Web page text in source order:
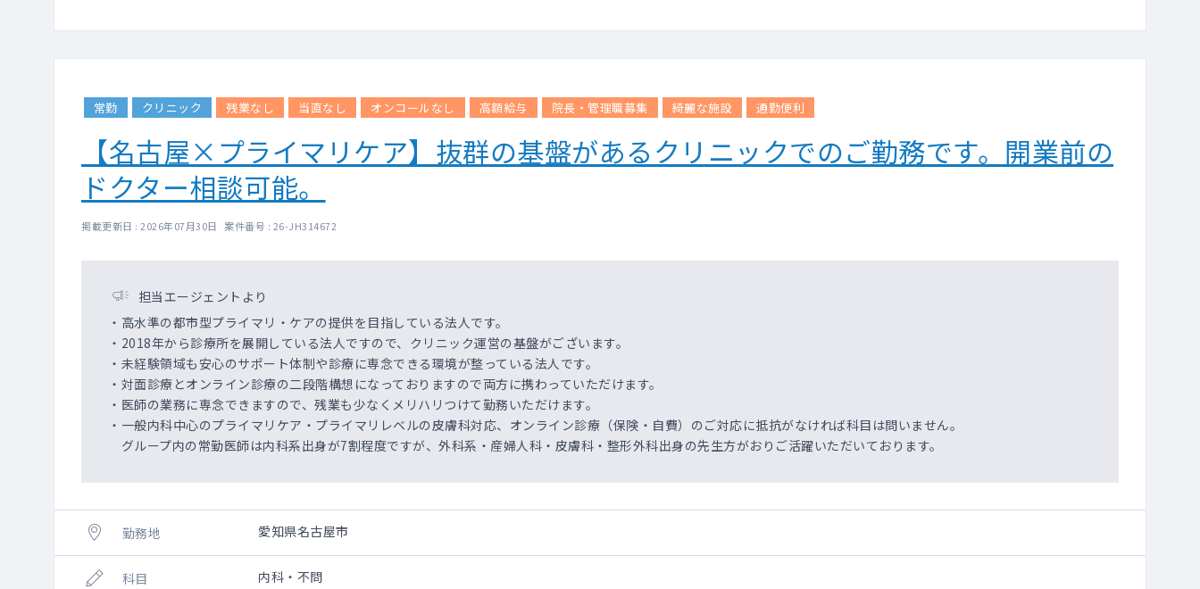
常勤 クリニック 残業なし 当直なし オンコールなし 高額給与 院長・管理職募集 綺麗な施設 通勤便利
【名古屋×プライマリケア】抜群の基盤があるクリニックでのご勤務です。開業前の
ドクター相談可能。
掲載更新日 : 2026年07月30日 案件番号 : 26-JH314672
担当エージェントより
・高水準の都市型プライマリ・ケアの提供を目指している法人です。
・2018年から診療所を展開している法人ですので、クリニック運営の基盤がございます。
・未経験領域も安心のサポート体制や診療に専念できる環境が整っている法人です。
・対面診療とオンライン診療の二段階構想になっておりますので両方に携わっていただけます。
・医師の業務に専念できますので、残業も少なくメリハリつけて勤務いただけます。
・一般内科中心のプライマリケア・プライマリレベルの皮膚科対応、オンライン診療（保険・自費）のご対応に抵抗がなければ科目は問いません。
グループ内の常勤医師は内科系出身が7割程度ですが、外科系・産婦人科・皮膚科・整形外科出身の先生方がおりご活躍いただいております。
勤務地 愛知県名古屋市
科目 内科・不問